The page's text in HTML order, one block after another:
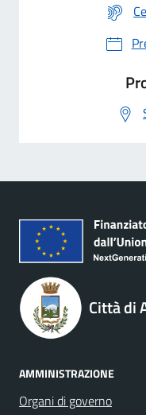
Città di
AMMINISTRAZIONE
Organi di governo